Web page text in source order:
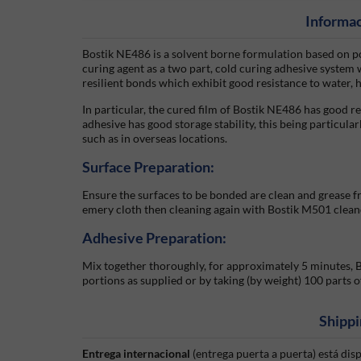
Bostik NE486 is a solvent borne formulation based
curing agent as a two part, cold curing adhesive
resilient bonds which exhibit good resistance to water,
In particular, the cured film of Bostik NE486 has good
adhesive has good storage stability, this being
such as in overseas locations.
Surface Preparation:
Ensure the surfaces to be bonded are clean and
emery cloth then cleaning again with Bostik M501
Adhesive Preparation:
Mix together thoroughly, for approximately 5 minutes,
portions as supplied or by taking (by weight) 100 parts
Entrega internacional (entrega puerta a puerta) está